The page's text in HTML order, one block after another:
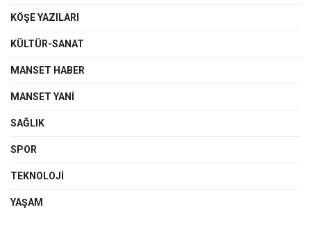
KÖŞE YAZILARI
KÜLTÜR-SANAT
MANSET HABER
MANSET YANI
SAĞLIK
SPOR
TEKNOLOJI
YAŞAM